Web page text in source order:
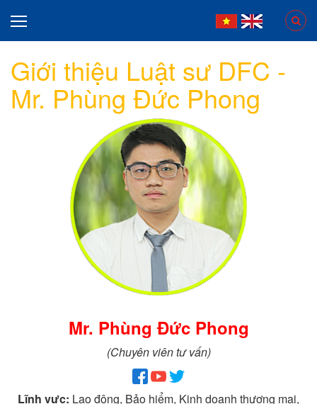
Giới thiệu Luật sư DFC -
Mr. Phùng Đức Phong
Mr. Phùng Đức Phong
(Chuyên viên tư vấn)
Lĩnh vực: Lao động, Bảo hiểm, Kinh doanh thương mại,